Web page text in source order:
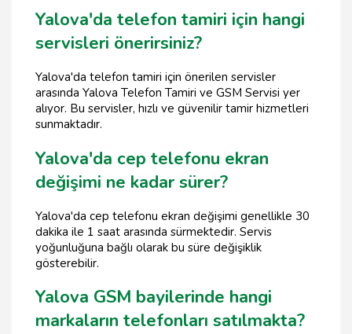
Yalova'da telefon tamiri için hangi
servisleri önerirsiniz?
Yalova'da telefon tamiri için önerilen servisler
arasında Yalova Telefon Tamiri ve GSM Servisi yer
alıyor. Bu servisler, hızlı ve güvenilir tamir hizmetleri
sunmaktadır.
Yalova'da cep telefonu ekran
değişimi ne kadar sürer?
Yalova'da cep telefonu ekran değişimi genellikle 30
dakika ile 1 saat arasında sürmektedir. Servis
yoğunluğuna bağlı olarak bu süre değişiklik
gösterebilir.
Yalova GSM bayilerinde hangi
markaların telefonları satılmakta?